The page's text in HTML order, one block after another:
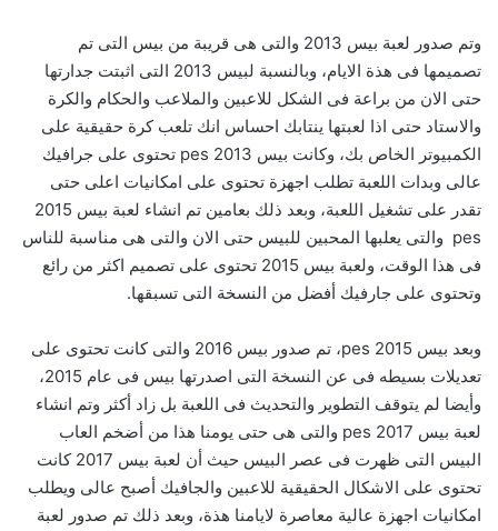
وتم صدور لعبة بيس 2013 والتى هى قريبة من بيس التى تم
تصميمها فى هذة الايام، وبالنسبة لبيس 2013 التى اثبتت جدارتها
حتى الان من براعة فى الشكل للاعبين والملاعب والحكام والكرة
والاستاد حتى اذا لعبتها ينتابك احساس انك تلعب كرة حقيقية على
الكمبيوتر الخاص بك، وكانت بيس 2013 pes تحتوى على جرافيك
عالى وبدات اللعبة تطلب اجهزة تحتوى على امكانيات اعلى حتى
تقدر على تشغيل اللعبة، وبعد ذلك بعامين تم انشاء لعبة بيس 2015
pes والتى يعلبها المحبين للبيس حتى الان والتى هى مناسبة للناس
فى هذا الوقت، ولعبة بيس 2015 تحتوى على تصميم اكثر من رائع
وتحتوى على جارفيك أفضل من النسخة التى تسبقها.
وبعد بيس 2015 pes، تم صدور بيس 2016 والتى كانت تحتوى على
تعديلات بسيطه فى عن النسخة التى اصدرتها بيس فى عام 2015،
وأيضا لم يتوقف التطوير والتحديث فى اللعبة بل زاد أكثر وتم انشاء
لعبة بيس 2017 pes والتى هى حتى يومنا هذا من أضخم العاب
البيس التى ظهرت فى عصر البيس حيث أن لعبة بيس 2017 كانت
تحتوى على الاشكال الحقيقية للاعبين والجافيك أصبح عالى ويطلب
امكانيات اجهزة عالية معاصرة لايامنا هذة، وبعد ذلك تم صدور لعبة